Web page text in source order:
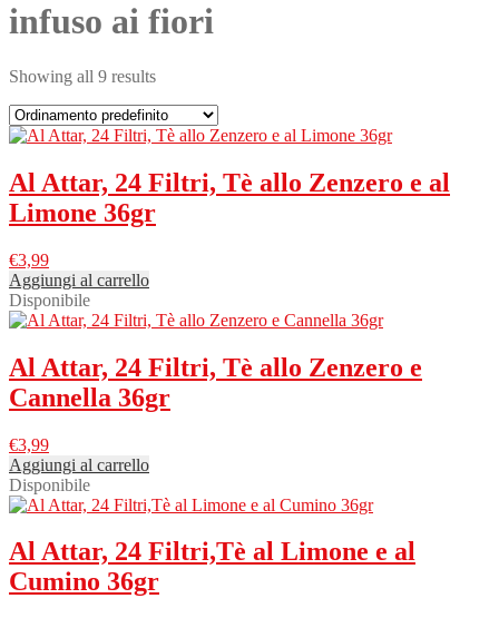
infuso ai fiori
Showing all 9 results
Al Attar, 24 Filtri, Tè allo Zenzero e al
Limone 36gr
€3,99
Aggiungi al carrello
Disponibile
Al Attar, 24 Filtri, Tè allo Zenzero e
Cannella 36gr
€3,99
Aggiungi al carrello
Disponibile
Al Attar, 24 Filtri,Tè al Limone e al
Cumino 36gr